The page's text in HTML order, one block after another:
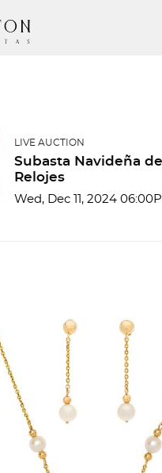
LIVE AUCTION
Subasta Navideña
Relojes
Wed, Dec 11, 2024